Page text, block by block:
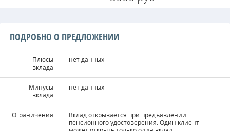
ПОДРОБНО О ПРЕДЛОЖЕНИИ
Плюсы
вклада
нет данных
Минусы
вклада
нет данных
Ограничения
Вклад открывается при предъявлении
пенсионного удостоверения. Один клиент